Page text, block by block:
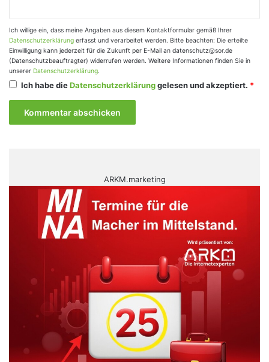
Ich willige ein, dass meine Angaben aus diesem Kontaktformular gemäß Ihrer
Datenschutzerklärung erfasst und verarbeitet werden. Bitte beachten: Die erteilte
Einwilligung kann jederzeit für die Zukunft per E-Mail an datenschutz@sor.de
(Datenschutzbeauftragter) widerrufen werden. Weitere Informationen finden Sie in
unserer Datenschutzerklärung.
Ich habe dieDatenschutzerklärunggelesen und akzeptiert. *
ARKM.marketing